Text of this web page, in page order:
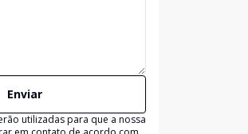
Enviar
utilizadas para que a nossa